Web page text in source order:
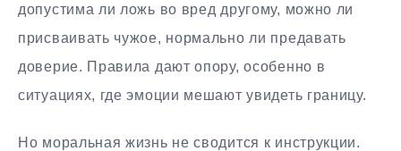
допустима ли ложь во вред другому, можно ли
присваивать чужое, нормально ли предавать
доверие. Правила дают опору, особенно в
ситуациях, где эмоции мешают увидеть границу.
Но моральная жизнь не сводится к инструкции.